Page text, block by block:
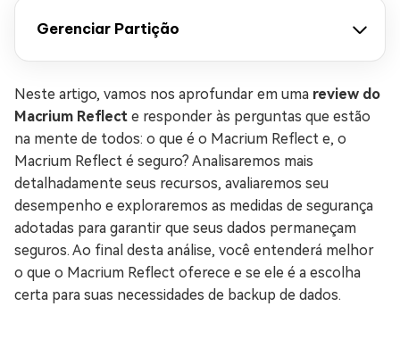
Gerenciar Partição
Neste artigo, vamos nos aprofundar em uma review do
Macrium Reflect e responder às perguntas que estão
na mente de todos: o que é o Macrium Reflect e, o
Macrium Reflect é seguro? Analisaremos mais
detalhadamente seus recursos, avaliaremos seu
desempenho e exploraremos as medidas de segurança
adotadas para garantir que seus dados permaneçam
seguros. Ao final desta análise, você entenderá melhor
o que o Macrium Reflect oferece e se ele é a escolha
certa para suas necessidades de backup de dados.